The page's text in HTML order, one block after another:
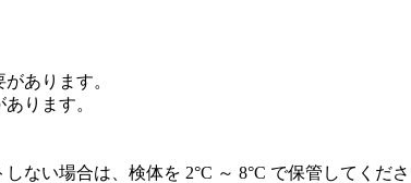
あります。
ります。
い場合は、検体を 2°C ～ 8°C で保管してくださ